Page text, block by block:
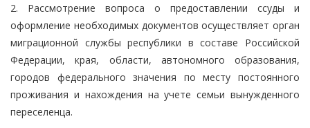
2. Рассмотрение вопроса о предоставлении ссуды и
оформление необходимых документов осуществляет орган
миграционной службы республики в составе Российской
Федерации, края, области, автономного образования,
городов федерального значения по месту постоянного
проживания и нахождения на учете семьи вынужденного
переселенца.